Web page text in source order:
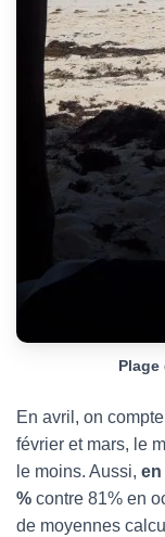
Plage
En avril, on
février et mars, le
le moins. Aussi, en
% contre 81% en
de moyennes